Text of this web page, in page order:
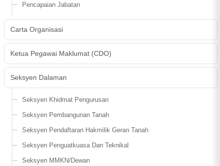
Pencapaian Jabatan
Carta Organisasi
Ketua Pegawai Maklumat (CDO)
Seksyen Dalaman
Seksyen Khidmat Pengurusan
Seksyen Pembangunan Tanah
Seksyen Pendaftaran Hakmilik Geran Tanah
Seksyen Penguatkuasa Dan Teknikal
Seksyen MMKN/Dewan